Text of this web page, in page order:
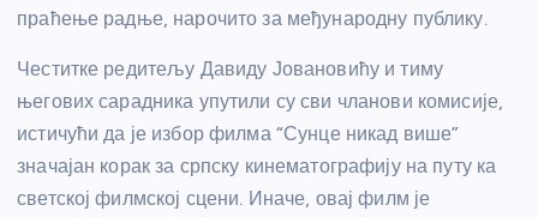
праћење радње, нарочито за међународну публику.
Честитке редитељу Давиду Јовановићу и тиму
његових сарадника упутили су сви чланови комисије,
истичући да је избор филма “Сунце никад више”
значајан корак за српску кинематографију на путу ка
светској филмској сцени. Иначе, овај филм је